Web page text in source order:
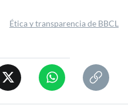
Ética y transparencia de BBCL